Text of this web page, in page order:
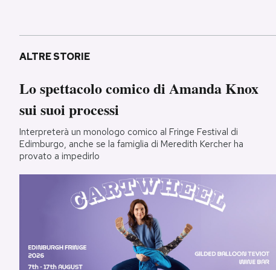
ALTRE STORIE
Lo spettacolo comico di Amanda Knox
sui suoi processi
Interpreterà un monologo comico al Fringe Festival di
Edimburgo, anche se la famiglia di Meredith Kercher ha
provato a impedirlo